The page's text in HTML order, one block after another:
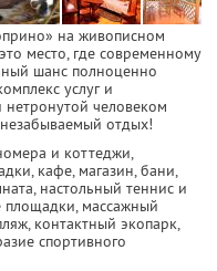
на живописном
место, где современному
шанс полноценно
услуг и
нетронутой человеком
отдых!
и коттеджи,
кафе, магазин, бани,
настольный теннис и
площадки, массажный
контактный экопарк,
спортивного